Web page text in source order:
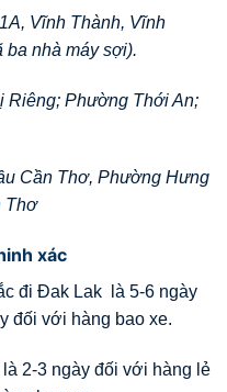
Vĩnh Thành, Vĩnh
ba nhà máy sợi).
Riêng; Phường Thới An;
Cần Thơ, Phường Hưng
Thơ
xác
đi Đak Lak là 5-6 ngày
đối với hàng bao xe.
2-3 ngày đối với hàng lẻ